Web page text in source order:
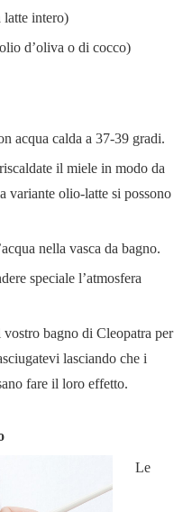
latte intero)
d’oliva o di cocco)
acqua calda a 37-39 gradi.
il miele in modo da
variante olio-latte si possono
nella vasca da bagno.
speciale l’atmosfera
bagno di Cleopatra per
lasciando che i
fare il loro effetto.
Le